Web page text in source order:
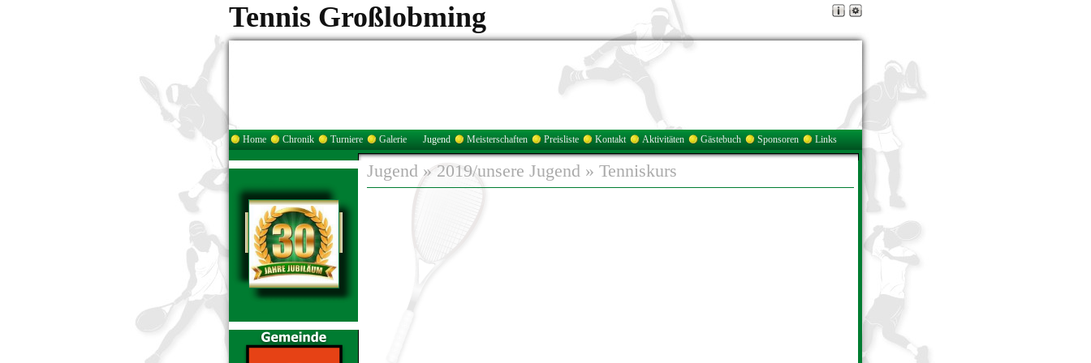
Tennis Großlobming
Home Chronik Turniere Galerie Jugend Meisterschaften Preisliste Kontakt Aktivitäten Gästebuch Sponsoren Links
Jugend »2019/unsere Jugend » Tenniskurs